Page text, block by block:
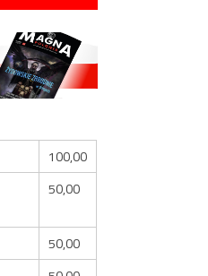
100,00
50,00
50,00